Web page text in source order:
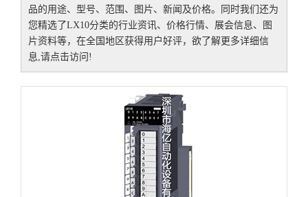
品的用途、型号、范围、图片、新闻及价格。同时我们还为
您精选了LX10分类的行业资讯、价格行情、展会信息、图
片资料等，在全国地区获得用户好评，欲了解更多详细信
息,请点击访问!